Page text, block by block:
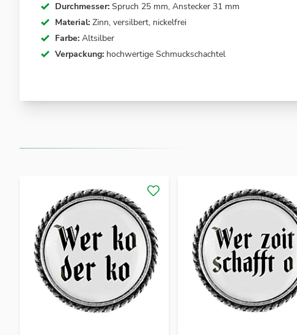
Durchmesser: Spruch 25 mm, Anstecker 31 mm
Material: Zinn, versilbert, nickelfrei
Farbe: Altsilber
Verpackung: hochwertige Schmuckschachtel